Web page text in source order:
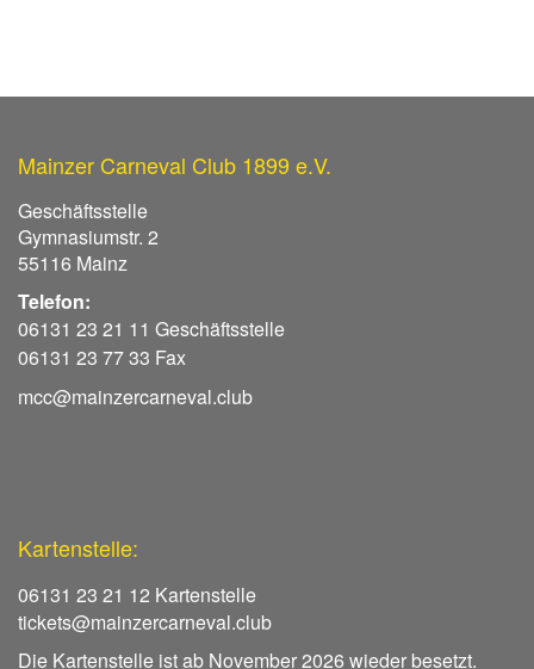
Mainzer Carneval Club 1899 e.V.
Geschäftsstelle
Gymnasiumstr. 2
55116 Mainz
Telefon:
06131 23 21 11 Geschäftsstelle
06131 23 77 33 Fax
mcc@mainzercarneval.club
Kartenstelle:
06131 23 21 12 Kartenstelle
tickets@mainzercarneval.club
Die Kartenstelle ist ab November 2026 wieder besetzt.